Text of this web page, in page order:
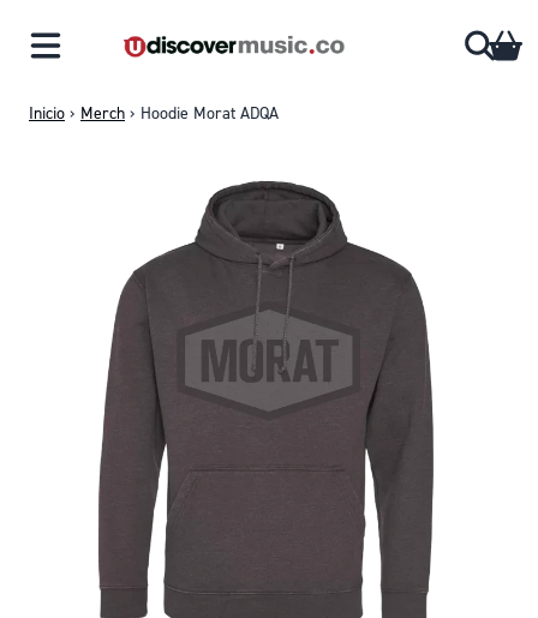
Inicio › Merch › Hoodie Morat ADQA